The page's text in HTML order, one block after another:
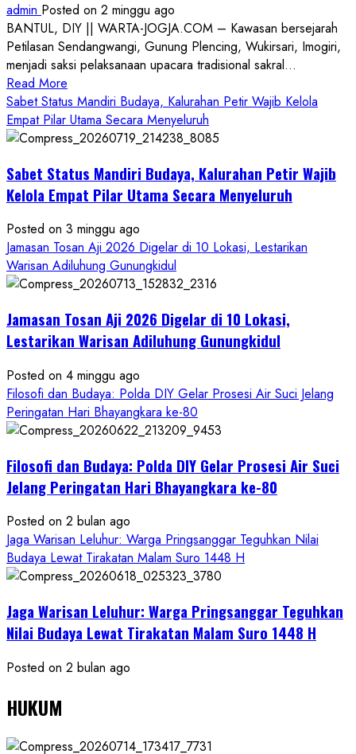
admin Posted on 2 minggu ago
BANTUL, DIY || WARTA-JOGJA.COM – Kawasan bersejarah
Petilasan Sendangwangi, Gunung Plencing, Wukirsari, Imogiri,
menjadi saksi pelaksanaan upacara tradisional sakral...
Read More
more
about
Dihadiri
Nasional,
Ruwatan
Petilasan
Sendangwangi
Mohon
Restu
Hayuning
Bawono
Sabet Status Mandiri Budaya, Kalurahan Petir Wajib Kelola
Empat Pilar Utama Secara Menyeluruh
Sabet Status Mandiri Budaya, Kalurahan Petir Wajib
Kelola Empat Pilar Utama Secara Menyeluruh
Posted on 3 minggu ago
Jamasan Tosan Aji 2026 Digelar di 10 Lokasi, Lestarikan
Warisan Adiluhung Gunungkidul
Jamasan Tosan Aji 2026 Digelar di 10 Lokasi,
Lestarikan Warisan Adiluhung Gunungkidul
Posted on 4 minggu ago
Filosofi dan Budaya: Polda DIY Gelar Prosesi Air Suci Jelang
Peringatan Hari Bhayangkara ke-80
Filosofi dan Budaya: Polda DIY Gelar Prosesi Air Suci
Jelang Peringatan Hari Bhayangkara ke-80
Posted on 2 bulan ago
Jaga Warisan Leluhur: Warga Pringsanggar Teguhkan Nilai
Budaya Lewat Tirakatan Malam Suro 1448 H
Jaga Warisan Leluhur: Warga Pringsanggar Teguhkan
Nilai Budaya Lewat Tirakatan Malam Suro 1448 H
Posted on 2 bulan ago
HUKUM